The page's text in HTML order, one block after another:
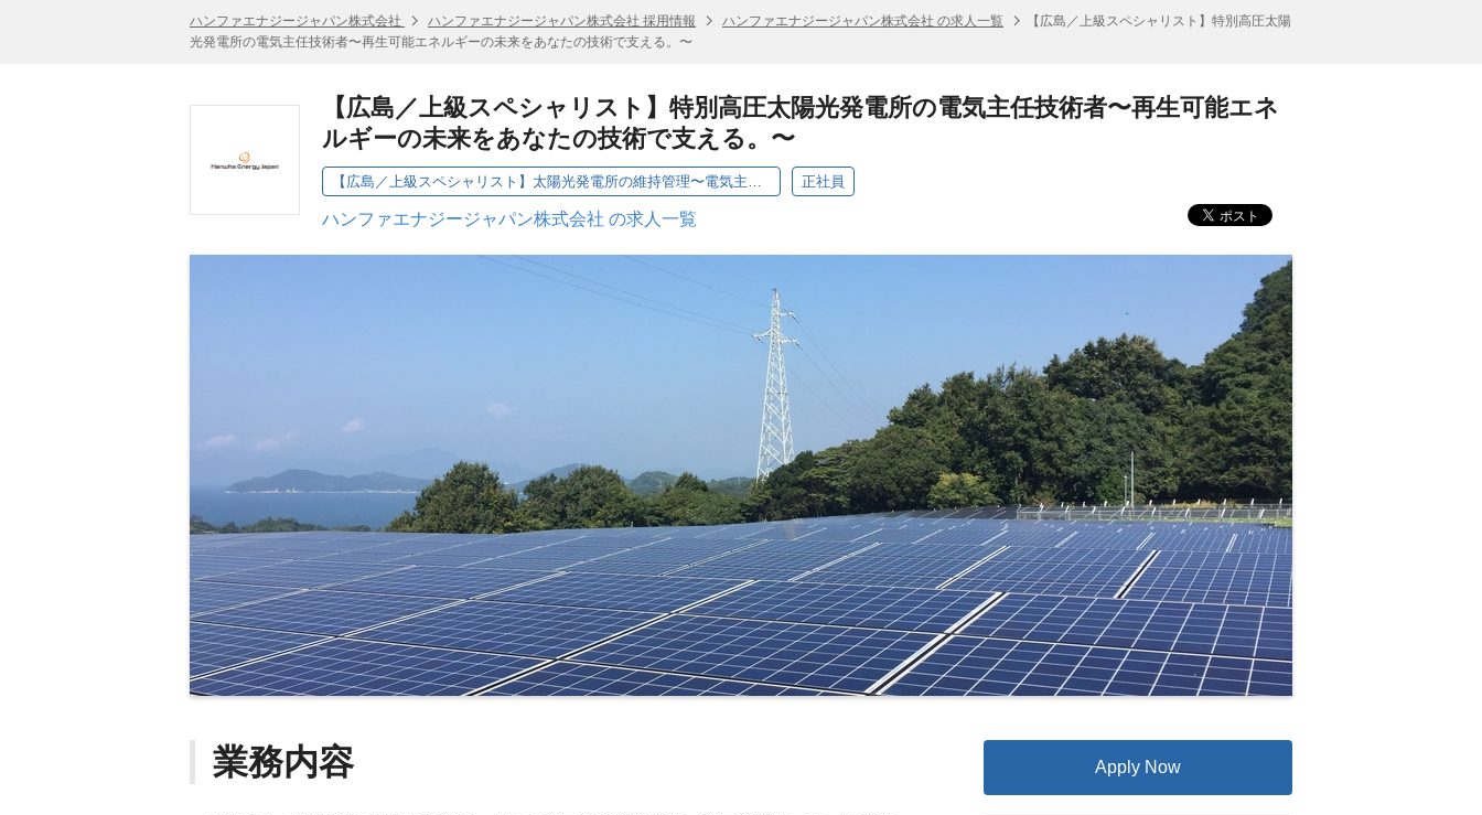
ハンファエナジージャパン株式会社 ハンファエナジージャパン株式会社 採用情報 ハンファエナジージャパン株式会社 の求人一覧
【広島／上級スペシャリスト】特別高圧太陽
光発電所の電気主任技術者〜再生可能エネルギーの未来をあなたの技術で支える。〜
【広島／上級スペシャリスト】特別高圧太陽光発電所の電気主任技術者〜再生可能エネ
ルギーの未来をあなたの技術で支える。〜
【広島／上級スペシャリスト】太陽光発電所の維持管理〜電気主任技術者(第二種以上)〜 正社員
ハンファエナジージャパン株式会社 の求人一覧
業務内容 Apply Now